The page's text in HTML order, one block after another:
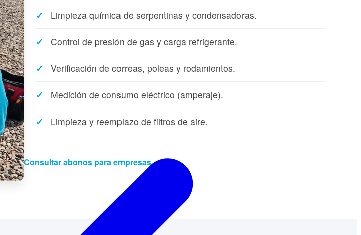
Limpieza química de serpentinas y condensadoras.
Control de presión de gas y carga refrigerante.
Verificación de correas, poleas y rodamientos.
Medición de consumo eléctrico (amperaje).
Limpieza y reemplazo de filtros de aire.
Consultar abonos para empresas →